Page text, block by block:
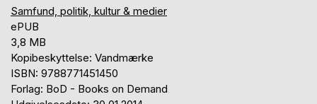
Samfund, politik, kultur & medier
ePUB
3,8 MB
Kopibeskyttelse: Vandmærke
ISBN: 9788771451450
Forlag: BoD - Books on Demand